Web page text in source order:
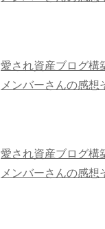
愛され資産ブログ構
メンバーさんの感想
愛され資産ブログ構
メンバーさんの感想